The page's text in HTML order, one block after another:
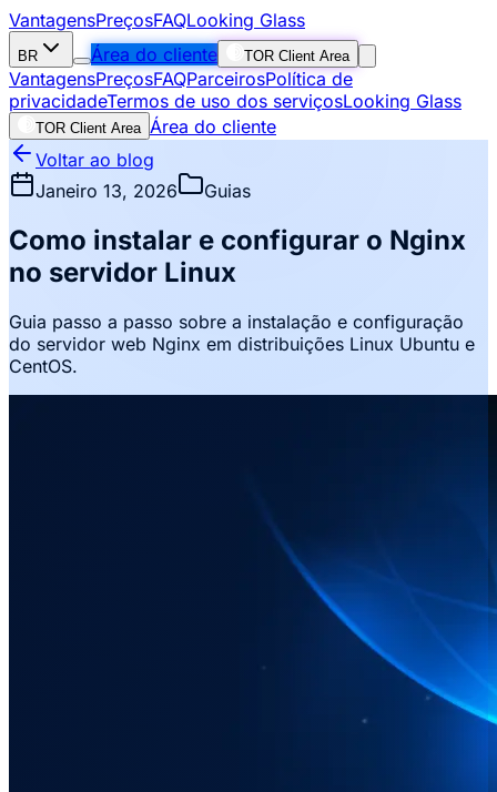
VantagensPreçosFAQLooking Glass
BR Área do cliente TOR Client Area
VantagensPreçosFAQParceirosPolítica de
privacidadeTermos de uso dos serviçosLooking Glass
TOR Client Area Área do cliente
Voltar ao blog
Janeiro 13, 2026
Guias
Como instalar e configurar o Nginx
no servidor Linux
Guia passo a passo sobre a instalação e configuração
do servidor web Nginx em distribuições Linux Ubuntu e
CentOS.